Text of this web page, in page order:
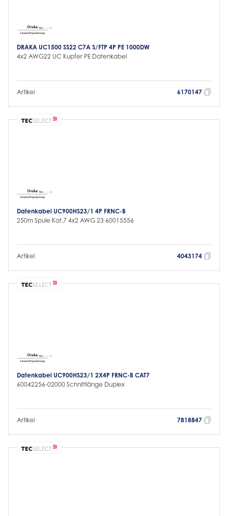
DRAKA UC1500 SS22 C7A S/FTP 4P PE 1000DW
4x2 AWG22 UC Kupfer PE Datenkabel
Artikel 6170147
Datenkabel UC900HS23/1 4P FRNC-B
250m Spule Kat.7 4x2 AWG 23 60015556
Artikel 4043174
Datenkabel UC900HS23/1 2X4P FRNC-B CAT7
60042256-02000 Schnittlänge Duplex
Artikel 7818847